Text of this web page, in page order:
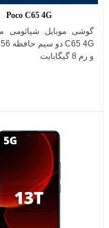
Poco C65 4G
و رم 8 گیگابایت